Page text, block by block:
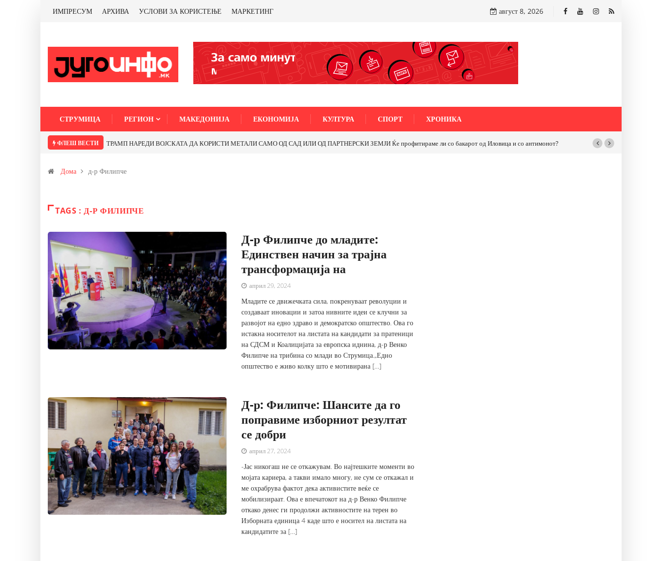
ИМПРЕСУМ АРХИВА УСЛОВИ ЗА КОРИСТЕЊЕ МАРКЕТИНГ август 8, 2026
СТРУМИЦА РЕГИОН МАКЕДОНИЈА ЕКОНОМИЈА КУЛТУРА СПОРТ ХРОНИКА
ФЛЕШ ВЕСТИ ТРАМП НАРЕДИ ВОЈСКАТА ДА КОРИСТИ МЕТАЛИ САМО ОД САД ИЛИ ОД ПАРТНЕРСКИ ЗЕМЈИ Ќе профитираме ли со бакарот од Иловица и со антимонот? Почнува реконструкцијата на
Дома д-р Филипче
TAGS : Д-Р ФИЛИПЧЕ
Д-р Филипче до младите:
Единствен начин за трајна
трансформација на
април 29, 2024
Младите се движечката сила, покренуваат револуции и
создаваат иновации и затоа нивните идеи се клучни за
развојот на едно здраво и демократско општество. Ова го
истакна носителот на листата на кандидати за пратеници
на СДСМ и Коалицијата за европска иднина, д-р Венко
Филипче на трибина со млади во Струмица.„Едно
општество е живо колку што е мотивирана […]
Д-р: Филипче: Шансите да го
поправиме изборниот резултат
се добри
април 27, 2024
-Јас никогаш не се откажувам. Во најтешките моменти во
мојата кариера, а такви имало многу, не сум се откажал и
ме охрабрува фактот дека активистите веќе се
мобилизираат. Ова е впечатокот на д-р Венко Филипче
откако денес ги продолжи активностите на терен во
Изборната единица 4 каде што е носител на листата на
кандидатите за […]